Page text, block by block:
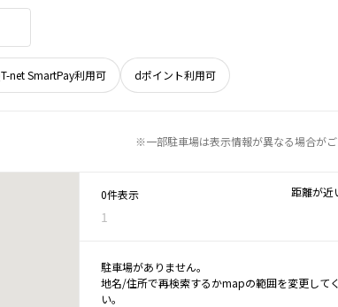
net SmartPay利用可 dポイント利用可
※一部駐車場は表示情報が異なる場合が
0件表示
1
距離が近
駐車場がありません。
地名/住所で再検索するかmapの範囲を変更して
い。